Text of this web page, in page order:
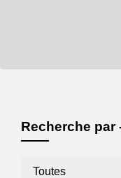
Recherche par
Toutes